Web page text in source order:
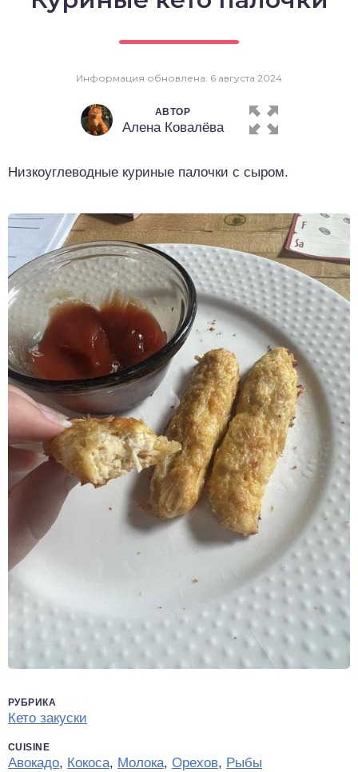
Информация обновлена: 6 августа 2024
АВТОР
Алена Ковалёва
Низкоуглеводные куриные палочки с сыром.
РУБРИКА
Кето закуски
CUISINE
Авокадо, Кокоса, Молока, Орехов, Рыбы